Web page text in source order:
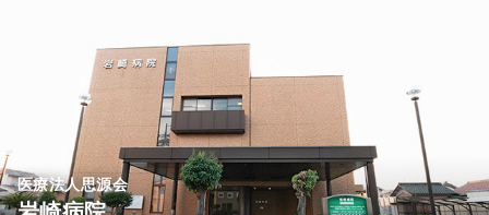
医療法人思源会